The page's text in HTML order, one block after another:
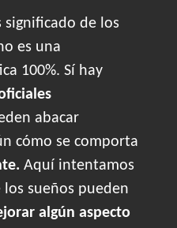
significado de los
es una
100%. Sí hay
abacar
cómo se comporta
Aquí intentamos
sueños pueden
algún aspecto